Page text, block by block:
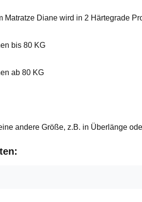
Matratze Diane wird in 2 Härtegrade
bis 80 KG
ab 80 KG
andere Größe, z.B. in Überlänge